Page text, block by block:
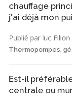
chauffage
j'ai déjà mon
Publié par luc Filion
Thermopompes,
Est-il
centrale ou